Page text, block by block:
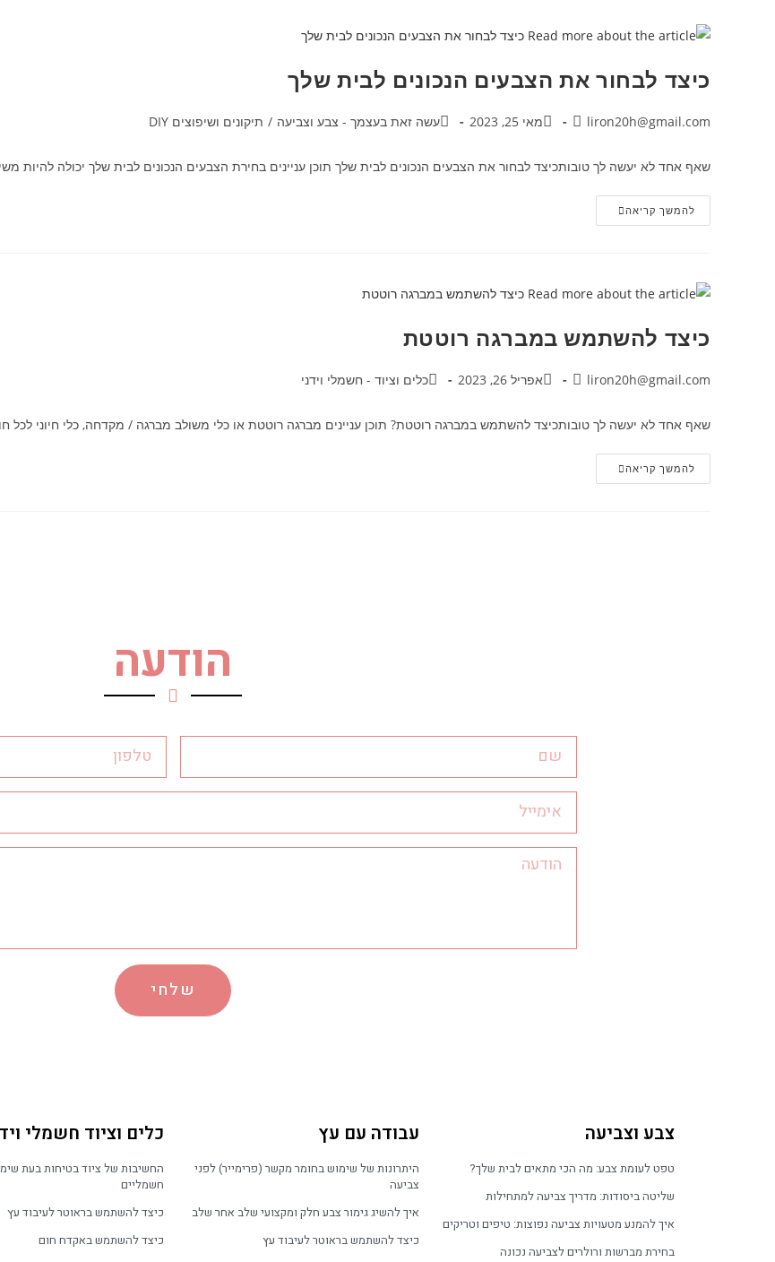
כיצד לבחור את הצבעים הנכונים לבית שלך
liron20h@gmail.com מאי 25, 2023 עשה זאת בעצמך - צבע וצביעה / תיקונים ושיפוצים DIY
שאף אחד לא יעשה לך טובותכיצד לבחור את הצבעים הנכונים לבית שלך תוכן עניינים בחירת הצבעים הנכונים לבית שלך יכולה
להמשך קריאה
כיצד להשתמש במברגה רוטטת
liron20h@gmail.com אפריל 26, 2023 כלים וציוד - חשמלי וידני
שאף אחד לא יעשה לך טובותכיצד להשתמש במברגה רוטטת? תוכן עניינים מברגה רוטטת או כלי משולב מברגה / מקדחה, כלי חיוני לכל
להמשך קריאה
הודעה
שלחי
צבע וצביעה
טפט לעומת צבע: מה הכי מתאים לבית שלך?
שליטה ביסודות: מדריך צביעה למתחילות
איך להמנע מטעויות צביעה נפוצות: טיפים וטריקים
בחירת מברשות ורולרים לצביעה נכונה
עבודה עם עץ
היתרונות של שימוש בחומר מקשר (פרימייר) לפני
צביעה
איך להשיג גימור צבע חלק ומקצועי שלב אחר שלב
כיצד להשתמש בראוטר לעיבוד עץ
כלים וציוד חשמלי
החשיבות של ציוד בטיחות בעת
חשמליים
כיצד להשתמש בראוטר לעיבוד עץ
כיצד להשתמש באקדח חום